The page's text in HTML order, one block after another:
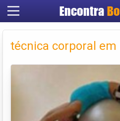
Encontra
Criar
técnica corporal em